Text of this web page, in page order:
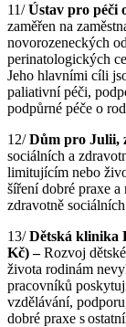
11/Ústav pro péči
zaměřen na
novorozeneckých
perinatologických
Jeho hlavními cíli
paliativní péči,
podpůrné péče o
12/Dům pro Julii,
sociálních a
limitujícím nebo
šíření dobré praxe
zdravotně
13/Dětská klinika
Kč) –Rozvoj
života rodinám
pracovníků
vzdělávání,
dobré praxe s